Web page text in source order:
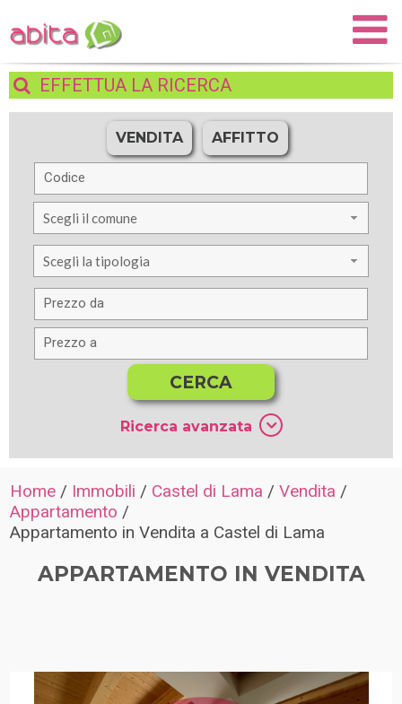
EFFETTUA LA RICERCA
VENDITA AFFITTO
Scegli il comune
Scegli la tipologia
Ricerca avanzata
Home / Immobili / Castel di Lama /Vendita /
Appartamento /
Appartamento in Vendita a Castel di Lama
APPARTAMENTO IN VENDITA